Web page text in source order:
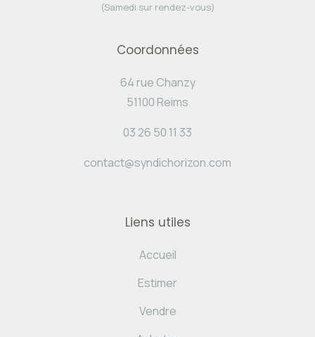
(Samedi sur rendez-vous)
Coordonnées
64 rue Chanzy
51100 Reims
03 26 50 11 33
contact@syndichorizon.com
Liens utiles
Accueil
Estimer
Vendre